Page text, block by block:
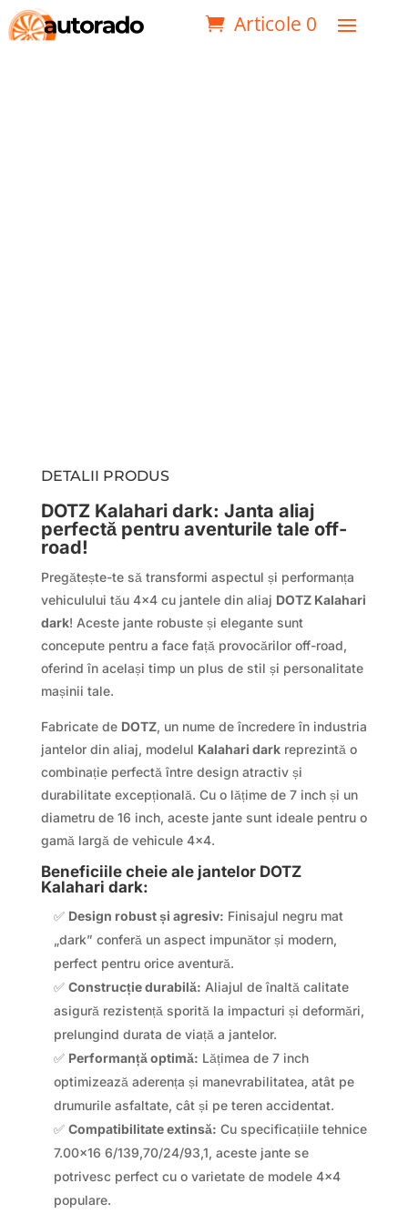
Articole 0
DETALII PRODUS
DOTZ Kalahari dark: Janta aliaj
perfectă pentru aventurile tale off-
road!
Pregătește-te să transformi aspectul și performanța
vehiculului tău 4×4 cu jantele din aliaj DOTZ Kalahari
dark! Aceste jante robuste și elegante sunt
concepute pentru a face față provocărilor off-road,
oferind în același timp un plus de stil și personalitate
mașinii tale.
Fabricate de DOTZ, un nume de încredere în industria
jantelor din aliaj, modelul Kalahari darkreprezintă o
combinație perfectă între design atractiv și
durabilitate excepțională. Cu o lățime de 7 inch și un
diametru de 16 inch, aceste jante sunt ideale pentru o
gamă largă de vehicule 4×4.
Beneficiile cheie ale jantelor DOTZ
Kalahari dark:
✅ Design robust și agresiv: Finisajul negru mat
„dark” conferă un aspect impunător și modern,
perfect pentru orice aventură.
✅ Construcție durabilă: Aliajul de înaltă calitate
asigură rezistență sporită la impacturi și deformări,
prelungind durata de viață a jantelor.
✅ Performanță optimă: Lățimea de 7 inch
optimizează aderența și manevrabilitatea, atât pe
drumurile asfaltate, cât și pe teren accidentat.
✅ Compatibilitate extinsă: Cu specificațiile tehnice
7.00×16 6/139,70/24/93,1, aceste jante se
potrivesc perfect cu o varietate de modele 4×4
populare.